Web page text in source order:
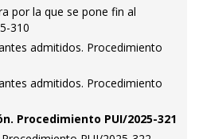
por la que se pone fin al
310
admitidos. Procedimiento
admitidos. Procedimiento
Procedimiento PUI/2025-321